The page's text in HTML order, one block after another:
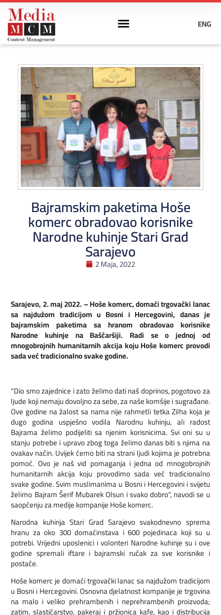
ENG
Bajramskim paketima Hoše
komerc obradovao korisnike
Narodne kuhinje Stari Grad
Sarajevo
2 Maja, 2022
Sarajevo, 2. maj 2022. – Hoše komerc, domaći trgovački lanac
sa najdužom tradicijom u Bosni i Hercegovini, danas je
bajramskim paketima sa hranom obradovao korisnike
Narodne kuhinje na Baščaršiji. Radi se o jednoj od
mnogobrojnih humanitarnih akcija koju Hoše komerc provodi
sada već tradicionalno svake godine.
“Dio smo zajednice i zato želimo dati naš doprinos, pogotovo za
ljude koji nemaju dovoljno za sebe, za naše komšije i sugrađane.
Ove godine na žalost sa nama nije rahmetli tetka Zilha koja je
dugo godina uspješno vodila Narodnu kuhinju, ali radost
Bajrama želimo podijeliti sa njenim korisnicima. Svi oni su u
stanju potrebe i upravo zbog toga želimo danas biti s njima na
ovakav način. Uvijek ćemo biti na strani ljudi kojima je potrebna
pomoć. Ovo je naš vid pomaganja i jedna od mnogobrojnih
humanitarnih akcija koju provodimo sada već tradicionalno
svake godine. Svim muslimanima u Bosni i Hercegovini i svijetu
želimo Bajram Šerif Mubarek Olsun i svako dobro“, navodi se u
saopćenju za medije kompanije Hoše komerc.
Narodna kuhinja Stari Grad Sarajevo svakodnevno sprema
hranu za oko 300 domaćinstava i 600 pojedinaca koji su u
potrebi. Vrijedni uposlenici i volonteri Narodne kuhinje su i ove
godine spremali iftare i bajramski ručak za sve korisnike i
postače.
Hoše komerc je domaći trgovački lanac sa najdužom tradicijom
u Bosni i Hercegovini. Osnovna djelatnost kompanije je trgovina
na malo i veliko prehrambenih i neprehrambenih proizvoda;
zatim, slastičarstvo, pakeraj i pržionica kafe, kao i distribucija